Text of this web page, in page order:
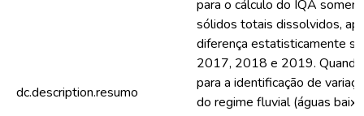
dc.description.resumo
para o cálculo do IQA
sólidos totais dissolvidos,
diferença estatisticamente
2017, 2018 e 2019.
para a identificação de
do regime fluvial (águas